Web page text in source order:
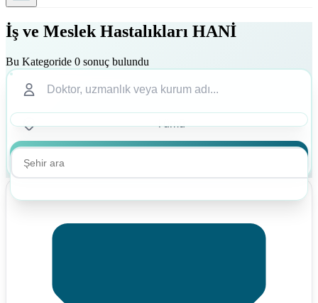
İş ve Meslek Hastalıkları HANİ
Bu Kategoride 0 sonuç bulundu